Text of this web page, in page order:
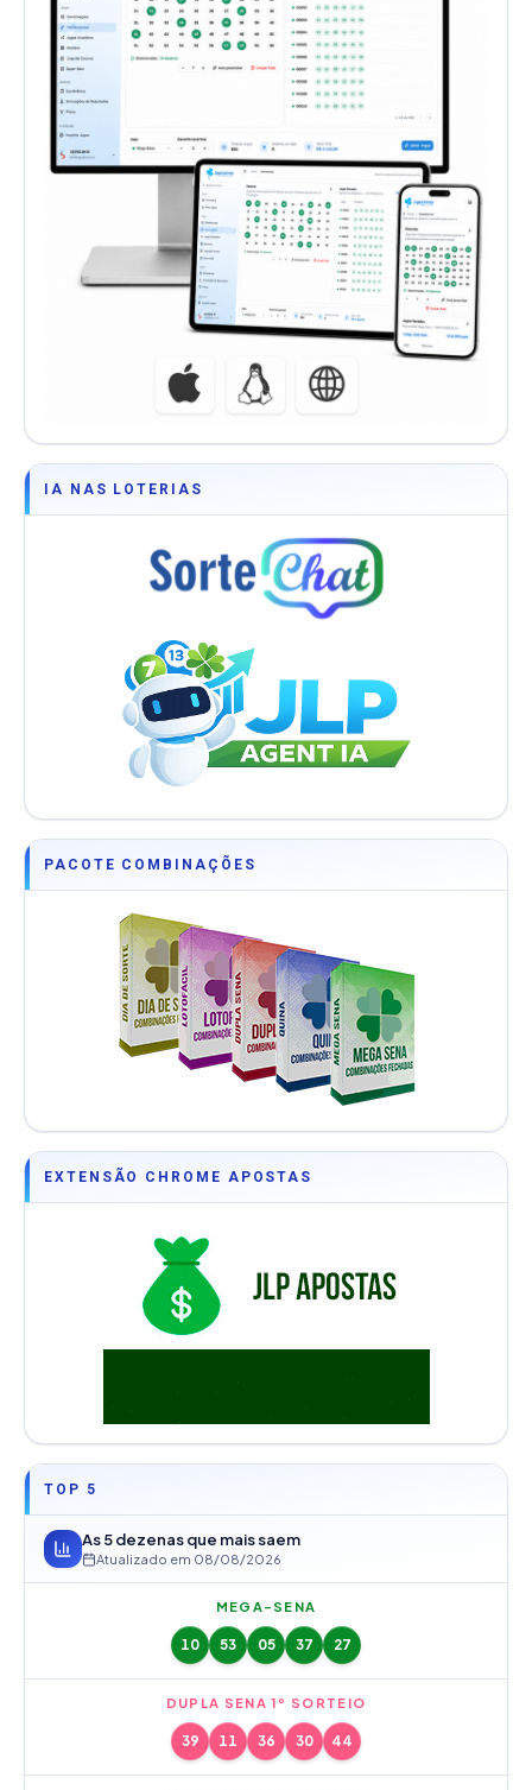
IA NAS LOTERIAS
PACOTE COMBINAÇÕES
EXTENSÃO CHROME APOSTAS
TOP 5
As 5 dezenas que mais saem
Atualizado em 08/08/2026
MEGA-SENA
10 53 05 37 27
DUPLA SENA 1º SORTEIO
39 11 36 30 44